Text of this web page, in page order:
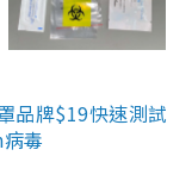
品牌$19快速測試
毒